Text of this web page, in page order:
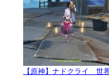
【原神】ナドクライ 世